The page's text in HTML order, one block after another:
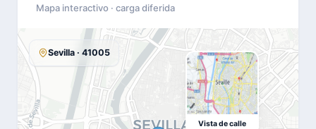
Mapa interactivo · carga diferida
Sevilla · 41005
Vista de calle